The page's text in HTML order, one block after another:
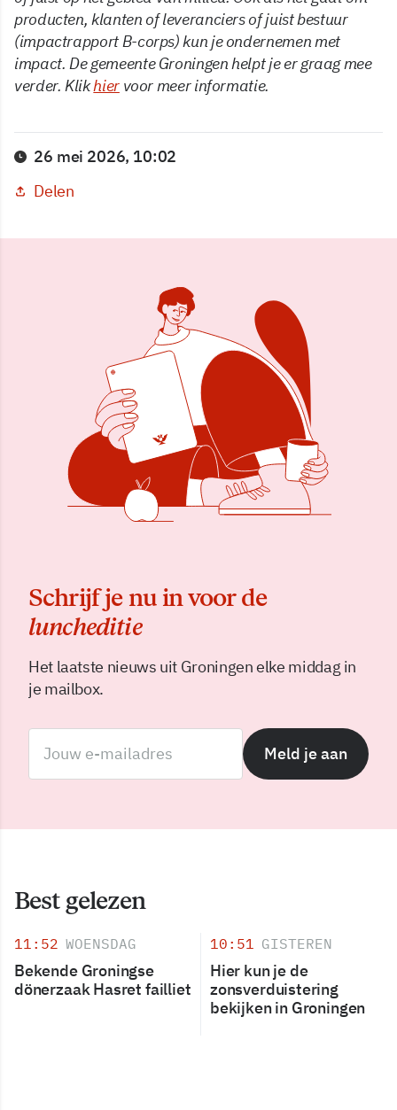
producten, klanten of leveranciers of juist bestuur
(impactrapport B-corps) kun je ondernemen met
impact. De gemeente Groningen helpt je er graag mee
verder. Klikhiervoor meer informatie.
26 mei 2026, 10:02
Delen
Schrijf je nu in voor de
luncheditie
Het laatste nieuws uit Groningen elke middag in
je mailbox.
Meld je aan
Best gelezen
11:52 WOENSDAG
Bekende Groningse
dönerzaak Hasret failliet
10:51 GISTEREN
Hier kun je de
zonsverduistering
bekijken in Groningen